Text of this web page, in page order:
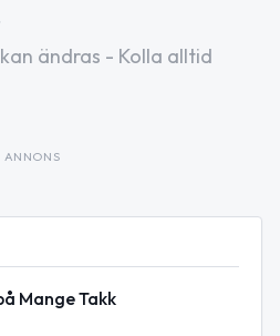
ändras - Kolla alltid
ANNONS
Mange Takk